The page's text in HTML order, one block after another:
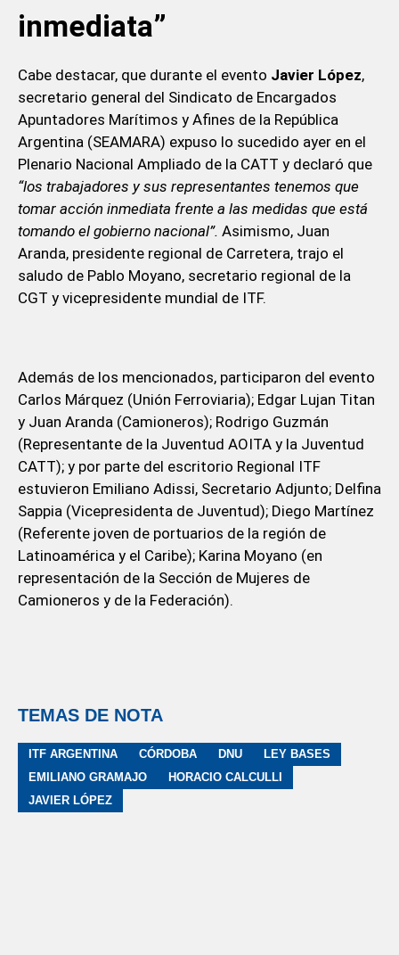
inmediata”
Cabe destacar, que durante el evento Javier López,
secretario general del Sindicato de Encargados
Apuntadores Marítimos y Afines de la República
Argentina (SEAMARA) expuso lo sucedido ayer en el
Plenario Nacional Ampliado de la CATT y declaró que
“los trabajadores y sus representantes tenemos que
tomar acción inmediata frente a las medidas que está
tomando el gobierno nacional”. Asimismo, Juan
Aranda, presidente regional de Carretera, trajo el
saludo de Pablo Moyano, secretario regional de la
CGT y vicepresidente mundial de ITF.
Además de los mencionados, participaron del evento
Carlos Márquez (Unión Ferroviaria); Edgar Lujan Titan
y Juan Aranda (Camioneros); Rodrigo Guzmán
(Representante de la Juventud AOITA y la Juventud
CATT); y por parte del escritorio Regional ITF
estuvieron Emiliano Adissi, Secretario Adjunto; Delfina
Sappia (Vicepresidenta de Juventud); Diego Martínez
(Referente joven de portuarios de la región de
Latinoamérica y el Caribe); Karina Moyano (en
representación de la Sección de Mujeres de
Camioneros y de la Federación).
TEMAS DE NOTA
ITF ARGENTINA CÓRDOBA DNU
LEY BASES
EMILIANO GRAMAJO
HORACIO CALCULLI
JAVIER LÓPEZ